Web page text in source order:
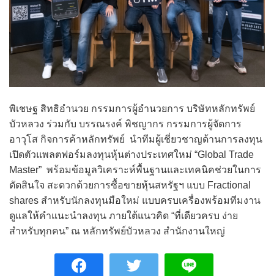
พิเชษฐ สิทธิอำนวย กรรมการผู้อำนวยการ บริษัทหลักทรัพย์
บัวหลวง ร่วมกับ บรรณรงค์ พิชญากร กรรมการผู้จัดการ
อาวุโส กิจการค้าหลักทรัพย์ นำทีมผู้เชี่ยวชาญด้านการลงทุน
เปิดตัวแพลตฟอร์มลงทุนหุ้นต่างประเทศใหม่ “Global Trade
Master” พร้อมข้อมูลวิเคราะห์พื้นฐานและเทคนิคช่วยในการ
ตัดสินใจ สะดวกด้วยการซื้อขายหุ้นสหรัฐฯ แบบ Fractional
shares สำหรับนักลงทุนมือใหม่ แบบครบเครื่องพร้อมทีมงาน
ดูแลให้คำแนะนำลงทุน ภายใต้แนวคิด “ที่เดียวครบ ง่าย
สำหรับทุกคน” ณ หลักทรัพย์บัวหลวง สำนักงานใหญ่